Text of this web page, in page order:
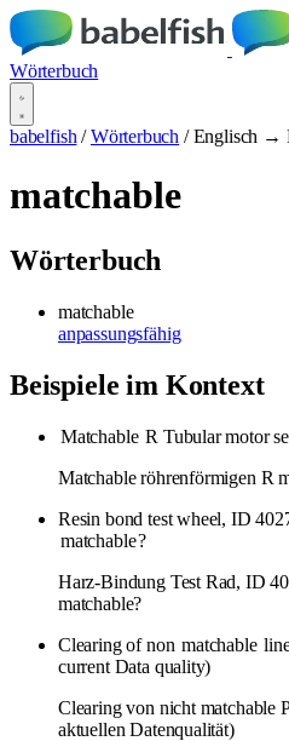
Wörterbuch
babelfish / Wörterbuch / Englisch →
matchable
Wörterbuch
matchable
anpassungsfähig
Beispiele im Kontext
Matchable R Tubular motor
Matchable röhrenförmigen R
Resin bond test wheel, ID
matchable?
Harz-Bindung Test Rad, ID
matchable?
Clearing of non matchable
current Data quality)
Clearing von nicht matchable
aktuellen Datenqualität)